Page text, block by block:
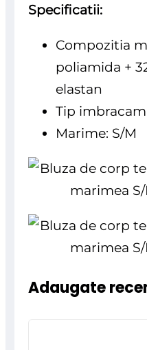
Specificatii:
Compozitia
poliamida +
elastan
Tip
Marime: S/M
Adaugate